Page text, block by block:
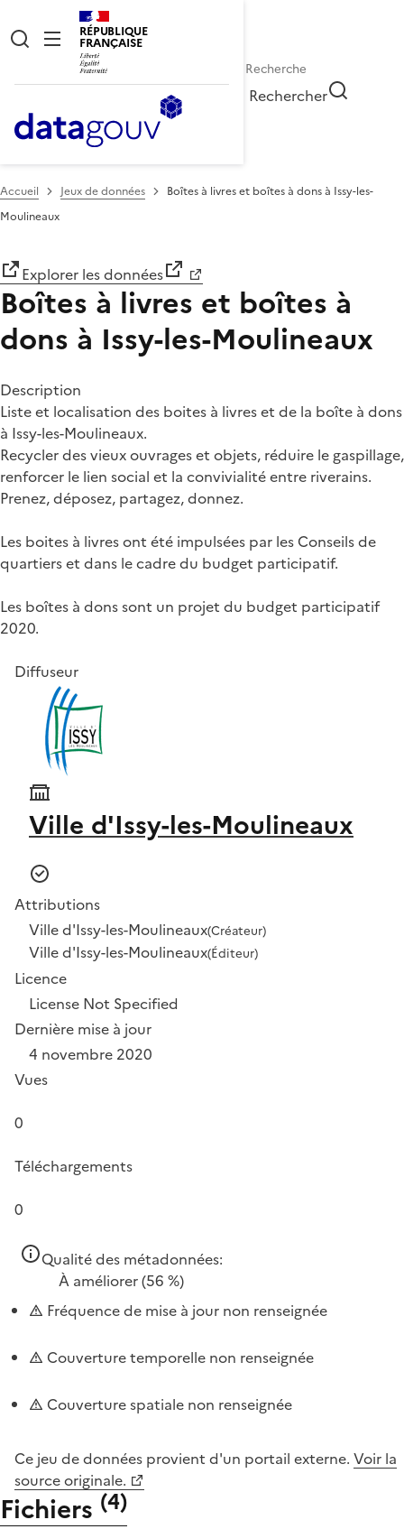
RÉPUBLIQUE
FRANÇAISE
Rechercher
Accueil Jeux de données
Boîtes à livres et boîtes à dons à Issy-les-
Moulineaux
Explorer les données
Boîtes à livres et boîtes à
dons à Issy-les-Moulineaux
Description
Liste et localisation des boites à livres et de la boîte à dons
à Issy-les-Moulineaux.
Recycler des vieux ouvrages et objets, réduire le gaspillage,
renforcer le lien social et la convivialité entre riverains.
Prenez, déposez, partagez, donnez.
Les boites à livres ont été impulsées par les Conseils de
quartiers et dans le cadre du budget participatif.
Les boîtes à dons sont un projet du budget participatif
2020.
Diffuseur
Ville d'Issy-les-Moulineaux
Attributions
Ville d'Issy-les-Moulineaux(Créateur)
Ville d'Issy-les-Moulineaux(Éditeur)
Licence
License Not Specified
Dernière mise à jour
4 novembre 2020
Vues
0
Téléchargements
0
Qualité des métadonnées:
À améliorer(56 %)
Fréquence de mise à jour non renseignée
Couverture temporelle non renseignée
Couverture spatiale non renseignée
Ce jeu de données provient d'un portail externe. Voir la
source originale.
Fichiers (4)